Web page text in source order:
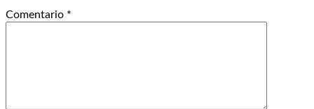
Comentario *